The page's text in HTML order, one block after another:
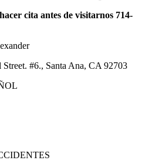
cita antes de visitarnos 714-
#6., Santa Ana, CA 92703